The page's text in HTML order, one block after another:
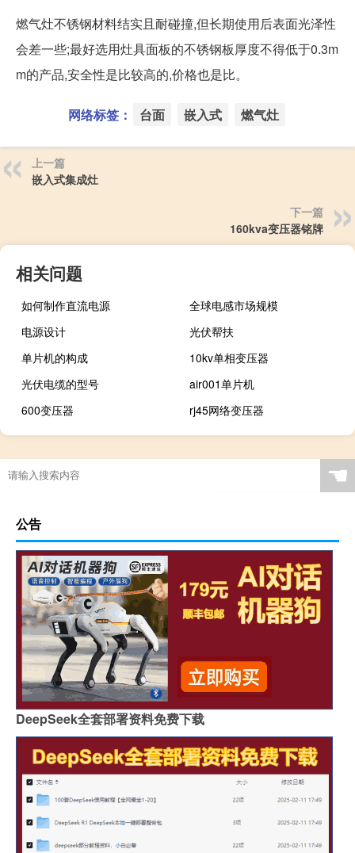
燃气灶不锈钢材料结实且耐碰撞,但长期使用后表面光泽性
会差一些;最好选用灶具面板的不锈钢板厚度不得低于0.3m
m的产品,安全性是比较高的,价格也是比。
网络标签： 台面 嵌入式 燃气灶
上一篇
嵌入式集成灶
下一篇
160kva变压器铭牌
相关问题
如何制作直流电源
全球电感市场规模
电源设计
光伏帮扶
单片机的构成
10kv单相变压器
光伏电缆的型号
air001单片机
600变压器
rj45网络变压器
☚
公告
DeepSeek全套部署资料免费下载